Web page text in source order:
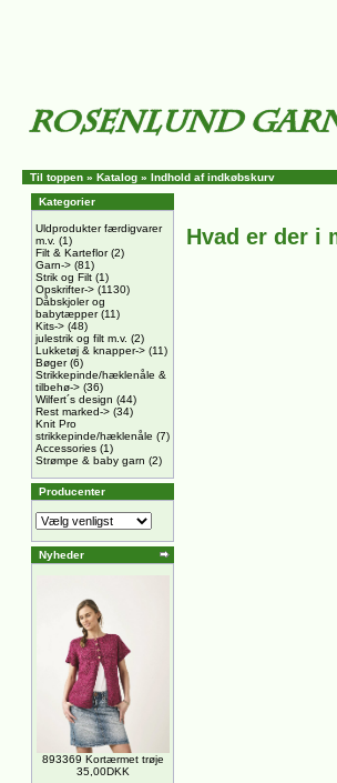
Til toppen » Katalog » Indhold af indkøbskurv
Kategorier
Uldprodukter færdigvarer
m.v. (1)
Filt & Karteflor(2)
Garn-> (81)
Strik og Filt (1)
Opskrifter-> (1130)
Dåbskjoler og
babytæpper(11)
Kits-> (48)
julestrik og filt m.v. (2)
Lukketøj & knapper-> (11)
Bøger(6)
Strikkepinde/hæklenåle &
tilbehø-> (36)
Wilfert´s design (44)
Rest marked-> (34)
Knit Pro
strikkepinde/hæklenåle (7)
Accessories (1)
Strømpe & baby garn (2)
Producenter
Nyheder
893369 Kortærmet trøje
35,00DKK
Hvad er der i